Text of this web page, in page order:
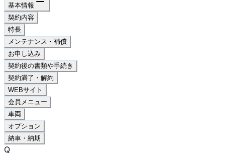
基本情報
契約内容
特長
メンテナンス・補償
お申し込み
契約後の書類や手続き
契約満了・解約
WEBサイト
会員メニュー
車両
オプション
納車・納期
Q